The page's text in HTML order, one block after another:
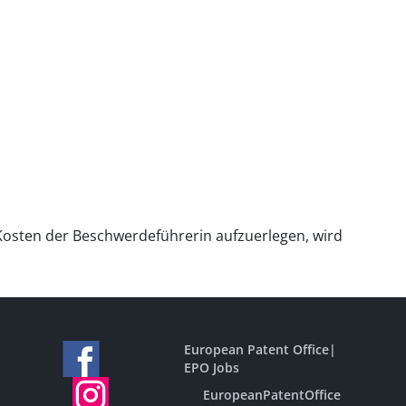
der Beschwerdeführerin aufzuerlegen, wird
European Patent Office|
EPO Jobs
EuropeanPatentOffice